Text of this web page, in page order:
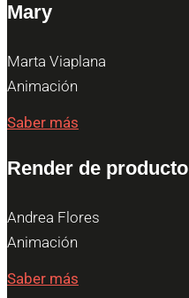
Mary
Marta Viaplana
Animación
Saber más
Render de producto
Andrea Flores
Animación
Saber más